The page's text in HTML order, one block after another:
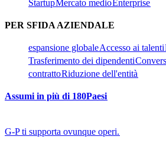
Startup​​Mercato medio​​ Enterprise​​
PER SFIDA AZIENDALE​​
espansione globale​​Accesso ai talenti​​
Trasferimento dei dipendenti​​
contratto​​Riduzione dell'entità​​
Assumi in più di 180Paesi​​
G-P ti supporta ovunque operi.​​